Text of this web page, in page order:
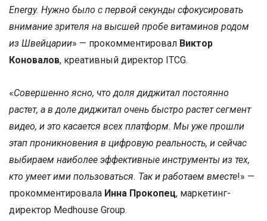
Energy. Нужно было с первой секунды сфокусировать
внимание зрителя на высшей пробе витаминов родом
из Швейцарии» — прокомментировал Виктор
Коновалов, креативный директор ITCG.
«Совершенно ясно, что доля диджитал постоянно
растет, а в доле диджитал очень быстро растет сегмент
видео, и это касается всех платформ. Мы уже прошли
этап проникновения в цифровую реальность, и сейчас
выбираем наиболее эффективные инструменты из тех,
кто умеет ими пользоваться. Так и работаем вместе!» —
прокомментировала Инна Прокопец, маркетинг-
директор Medhouse Group.